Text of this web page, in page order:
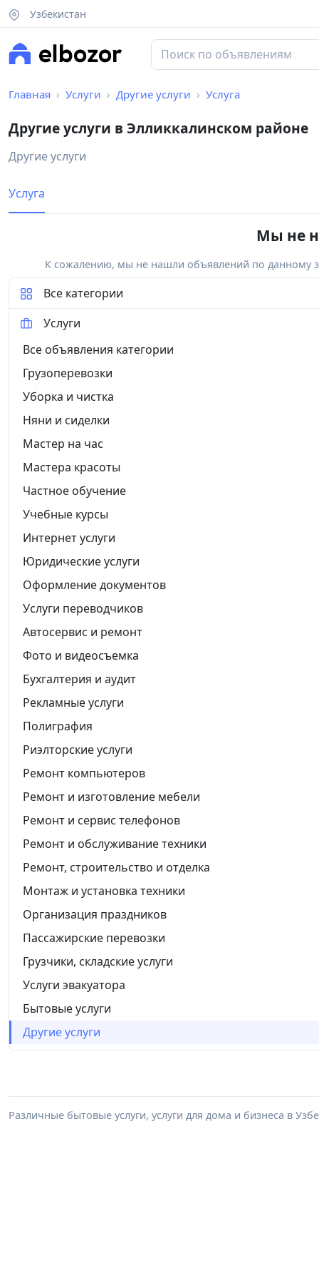
Узбекистан
Главная Услуги Другие услуги Услуга
Другие услуги в Элликкалинском районе
Другие услуги
Услуга
Мы не
К сожалению, мы не нашли объявлений по данному
Все категории
Услуги
Все объявления категории
Грузоперевозки
Уборка и чистка
Няни и сиделки
Мастер на час
Мастера красоты
Частное обучение
Учебные курсы
Интернет услуги
Юридические услуги
Оформление документов
Услуги переводчиков
Автосервис и ремонт
Фото и видеосъемка
Бухгалтерия и аудит
Рекламные услуги
Полиграфия
Риэлторские услуги
Ремонт компьютеров
Ремонт и изготовление мебели
Ремонт и сервис телефонов
Ремонт и обслуживание техники
Ремонт, строительство и отделка
Монтаж и установка техники
Организация праздников
Пассажирские перевозки
Грузчики, складские услуги
Услуги эвакуатора
Бытовые услуги
Другие услуги
Различные бытовые услуги, услуги для дома и бизнеса в